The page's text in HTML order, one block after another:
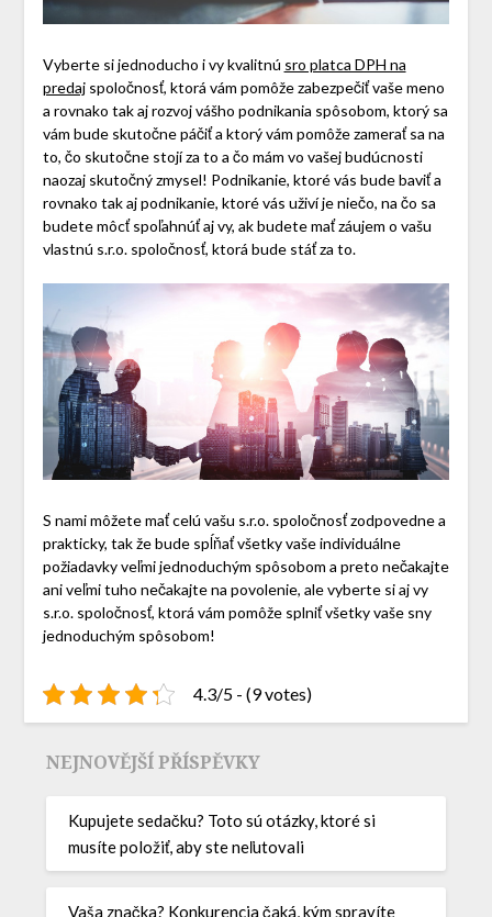
Vyberte si jednoducho i vy kvalitnú sro platca DPH na
predajspoločnosť, ktorá vám pomôže zabezpečiť vaše meno
a rovnako tak aj rozvoj vášho podnikania spôsobom, ktorý sa
vám bude skutočne páčiť a ktorý vám pomôže zamerať sa na
to, čo skutočne stojí za to a čo mám vo vašej budúcnosti
naozaj skutočný zmysel! Podnikanie, ktoré vás bude baviť a
rovnako tak aj podnikanie, ktoré vás uživí je niečo, na čo sa
budete môcť spoľahnúť aj vy, ak budete mať záujem o vašu
vlastnú s.r.o. spoločnosť, ktorá bude stáť za to.
S nami môžete mať celú vašu s.r.o. spoločnosť zodpovedne a
prakticky, tak že bude spĺňať všetky vaše individuálne
požiadavky veľmi jednoduchým spôsobom a preto nečakajte
ani veľmi tuho nečakajte na povolenie, ale vyberte si aj vy
s.r.o. spoločnosť, ktorá vám pomôže splniť všetky vaše sny
jednoduchým spôsobom!
4.3/5 - (9 votes)
NEJNOVĚJŠÍ PŘÍSPĚVKY
Kupujete sedačku? Toto sú otázky, ktoré si
musíte položiť, aby ste neľutovali
Vaša značka? Konkurencia čaká, kým spravíte